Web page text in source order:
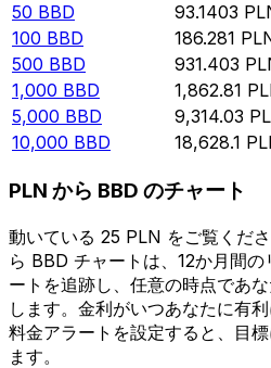
50 BBD 93.1403
100 BBD 186.281
500 BBD 931.403
1,000 BBD 1,862.81
5,000 BBD 9,314.03
10,000 BBD 18,628.1
PLN から BBD のチャート
動いている 25 PLN をご覧くだ
ら BBD チャートは、12か月間
ートを追跡し、任意の時点であ
します。金利がいつあなたに有
料金アラートを設定すると、目
ます。